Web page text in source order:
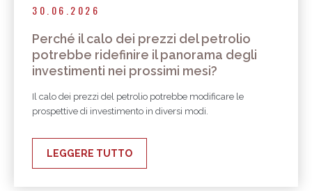
30.06.2026
Perché il calo dei prezzi del petrolio
potrebbe ridefinire il panorama degli
investimenti nei prossimi mesi?
Il calo dei prezzi del petrolio potrebbe modificare le
prospettive di investimento in diversi modi.
LEGGERE TUTTO